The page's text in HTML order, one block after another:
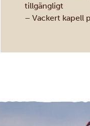
tillgängligt
– Vackert kapell